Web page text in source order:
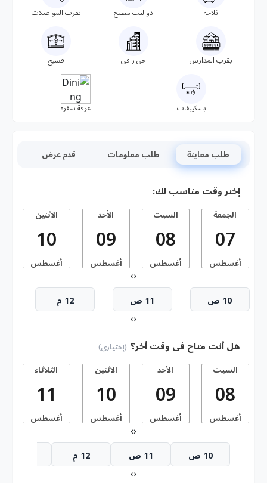
ثلاجة دواليب مطبخ بقرب المواصلات
بقرب المدارس حى راقى فسيح
بالتكييفات غرفة سفرة
طلب معاينة طلب معلومات قدم عرض
إختر وقت مناسب لك:
الجمعة
07
أغسطس
السبت
08
أغسطس
الأحد
09
أغسطس
الاثنين
10
أغسطس
‹
›
10 ص 11 ص 12 م
‹
›
هل أنت متاح فى وقت أخر؟ (إختيارى)
السبت
08
أغسطس
الأحد
09
أغسطس
الاثنين
10
أغسطس
الثلاثاء
11
أغسطس
‹
›
10 ص 11 ص 12 م
‹
›